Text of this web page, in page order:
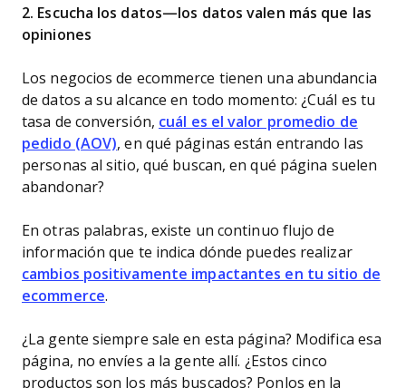
2. Escucha los datos—los datos valen más que las
opiniones
Los negocios de ecommerce tienen una abundancia
de datos a su alcance en todo momento: ¿Cuál es tu
tasa de conversión, cuál es el valor promedio de
pedido (AOV), en qué páginas están entrando las
personas al sitio, qué buscan, en qué página suelen
abandonar?
En otras palabras, existe un continuo flujo de
información que te indica dónde puedes realizar
cambios positivamente impactantes en tu sitio de
ecommerce.
¿La gente siempre sale en esta página? Modifica esa
página, no envíes a la gente allí. ¿Estos cinco
productos son los más buscados? Ponlos en la